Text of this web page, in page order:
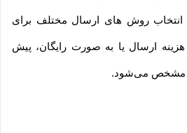
انتخاب روش های ارسال مختلف برای
ارسال یا به صورت رایگان، پیش
مشخص می‌شود.